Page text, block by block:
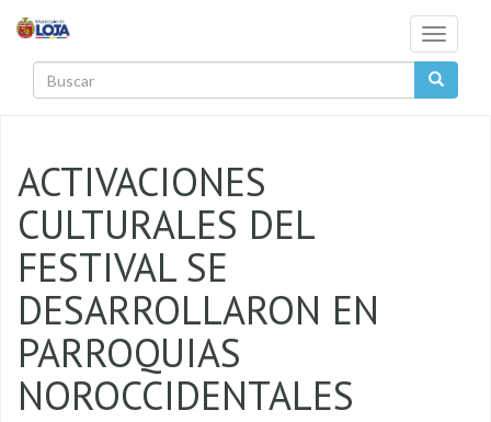
Toggle
ACTIVACIONES
CULTURALES DEL
FESTIVAL SE
DESARROLLARON EN
PARROQUIAS
NOROCCIDENTALES